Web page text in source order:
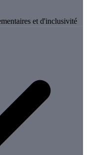
et d'inclusivité